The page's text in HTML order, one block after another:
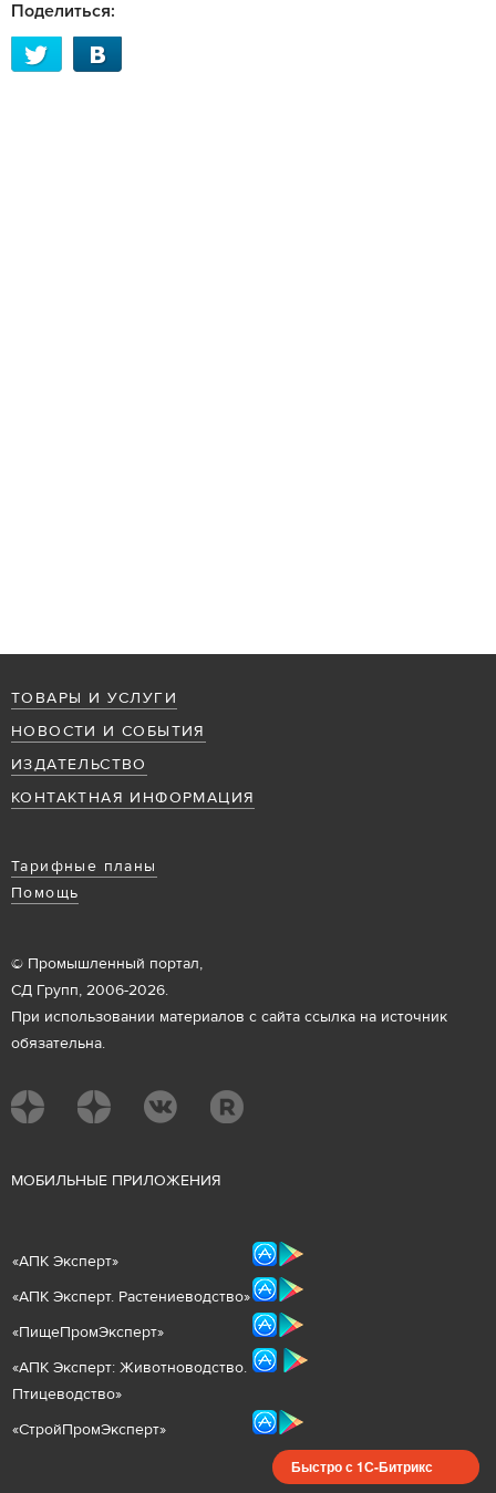
Поделиться:
ТОВАРЫ И УСЛУГИ
НОВОСТИ И СОБЫТИЯ
ИЗДАТЕЛЬСТВО
КОНТАКТНАЯ ИНФОРМАЦИЯ
Тарифные планы
Помощь
© Промышленный портал,
СД Групп, 2006-2026.
При использовании материалов с сайта ссылка на источник
обязательна.
МОБИЛЬНЫЕ ПРИЛОЖЕНИЯ
«АПК Эксперт»
«АПК Эксперт. Растениеводство»
«ПищеПромЭксперт»
«АПК Эксперт: Животноводство.
Птицеводство»
«СтройПромЭксперт»
Быстро с 1С-Битрикс